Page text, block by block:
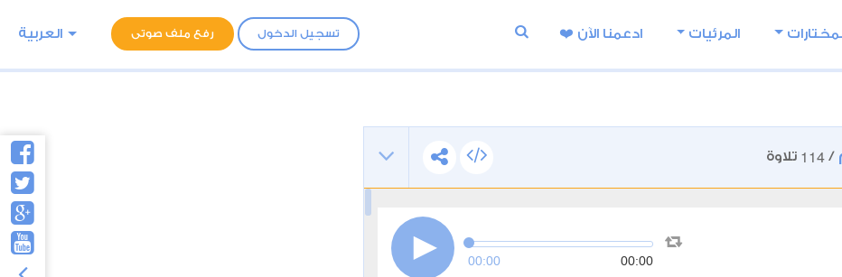
تسجيل الدخول رفع ملف صوتى العربية المرئيات ادعمنا اﻵن ❤️
/
114 تلاوة
00:00 00:00